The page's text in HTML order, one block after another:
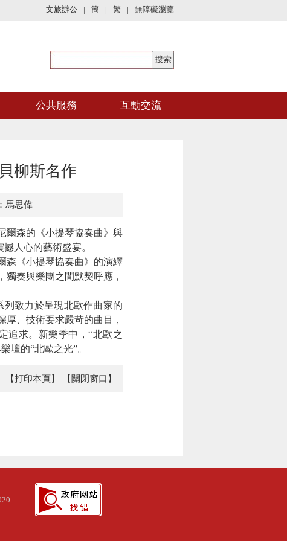
文旅辦公 | 簡 | 繁 | 無障礙瀏覽
公共服務 互動交流
柳斯名作
馬思偉
森的《小提琴協奏曲》與
人心的藝術盛宴。
《小提琴協奏曲》的演繹
奏與樂團之間默契呼應，
致力於呈現北歐作曲家的
、技術要求嚴苛的曲目，
追求。新樂季中，“北歐之
壇的“北歐之光”。
【打印本頁】 【關閉窗口】